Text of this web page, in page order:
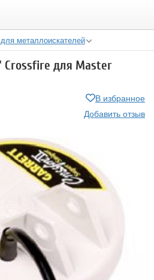
металлоискателей
Crossfire для Master
В избранное
Добавить отзыв